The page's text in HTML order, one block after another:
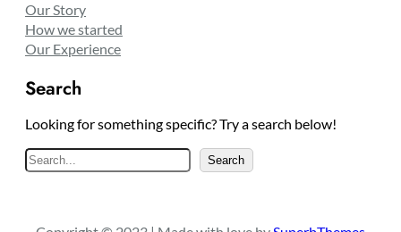
Our Story
How we started
Our Experience
Search
Looking for something specific? Try a search below!
S
e
Search